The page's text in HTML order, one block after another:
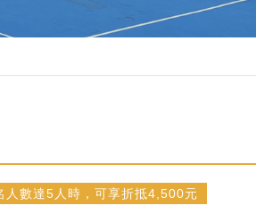
人數達5人時，可享折抵4,500元